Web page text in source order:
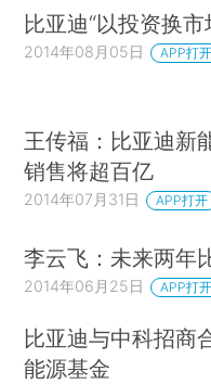
比亚迪“以投资换市
2014年08月05日 APP打开
王传福：比亚迪新
销售将超百亿
2014年07月31日 APP打开
李云飞：未来两年
2014年06月25日 APP打开
比亚迪与中科招商
能源基金